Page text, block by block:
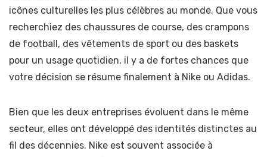
icônes culturelles les plus célèbres au monde. Que vous
recherchiez des chaussures de course, des crampons
de football, des vêtements de sport ou des baskets
pour un usage quotidien, il y a de fortes chances que
votre décision se résume finalement à Nike ou Adidas.
Bien que les deux entreprises évoluent dans le même
secteur, elles ont développé des identités distinctes au
fil des décennies. Nike est souvent associée à